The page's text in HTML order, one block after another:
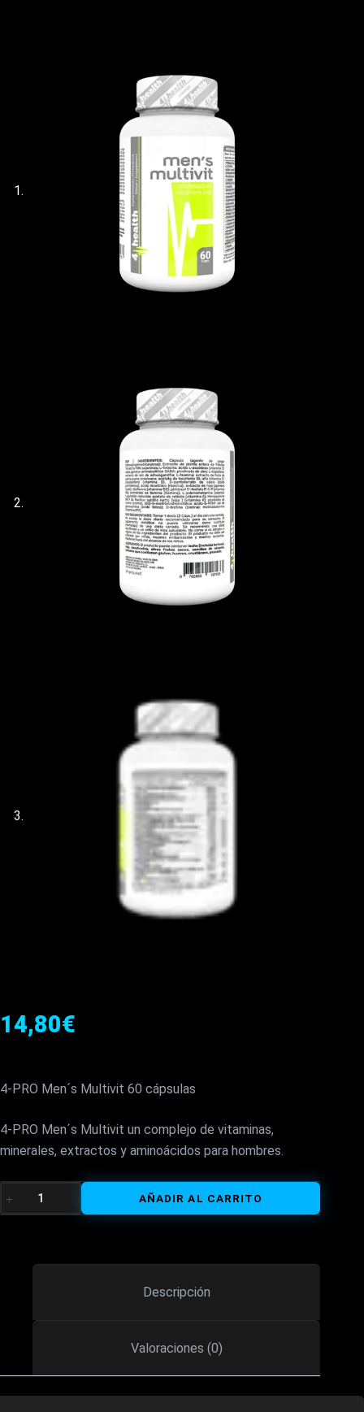
14,80€
4-PRO Men´s Multivit 60 cápsulas
4-PRO Men´s Multivit un complejo de vitaminas,
minerales, extractos y aminoácidos para hombres.
MULTIVITAMÍNICO
AÑADIR AL CARRITO
Descripción
Valoraciones (0)